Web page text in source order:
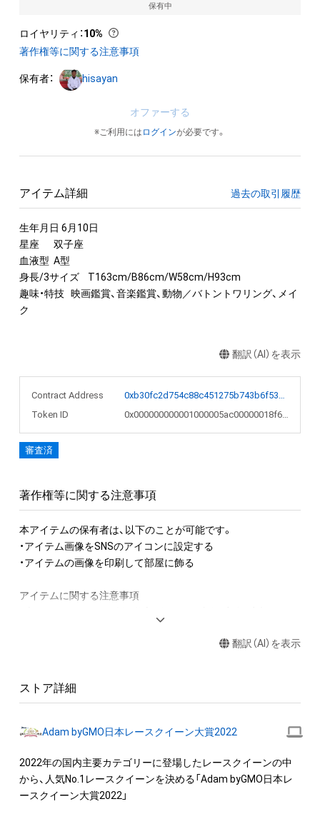
保有中
ロイヤリティ ：10%
著作権等に関する注意事項
保有者： hisayan
オファーする
※ご利用には ログインが必要です。
アイテム詳細 過去の取引履歴
生年月日 6月10日
星座	双子座
血液型	A型
身長/3サイズ	T163cm/B86cm/W58cm/H93cm
趣味・特技	映画鑑賞、音楽鑑賞、動物／バトントワリング、メイ
ク
翻訳（AI）を表示
Contract Address
0xb30fc2d754c88c451275b743b6f530f19f643683
Token ID
0x000000000001000005ac00000018f626
審査済
著作権等に関する注意事項
本アイテムの保有者は、以下のことが可能です。
・アイテム画像をSNSのアイコンに設定する
・アイテムの画像を印刷して部屋に飾る
アイテムに関する注意事項
権(著作権、特許権、実用新案権、商標権、意匠権その他の知的財
作権を有する方、著作隣接権の権利者またはその管理委託を受
を保有していたとしても、本アイテムに関する創作物にかかる
・本アイテムの著作権を有する方、著作隣接権の権利者またはそ
の管理委託を受けている者からの事前の同意なしに、上記の「本
アイテムの保有者が有する権利」の範囲を超えた行為、知的財産
翻訳（AI）を表示
ストア詳細
Adam byGMO日本レースクイーン大賞2022
2022年の国内主要カテゴリーに登場したレースクイーンの中
から、人気No.1レースクイーンを決める「Adam byGMO日本レ
ースクイーン大賞2022」